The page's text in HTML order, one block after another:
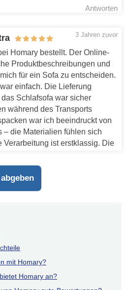
Antworten
3 Jahren zuvor
Homary bestellt. Der Online-
Produktbeschreibungen und
für ein Sofa zu entscheiden.
einfach. Die Lieferung
Schlafsofa war sicher
während des Transports
war ich beeindruckt von
– die Materialien fühlen sich
Verarbeitung ist erstklassig. Die
sieht nicht nur großartig
bequem.
mit Homary?
Homary an?